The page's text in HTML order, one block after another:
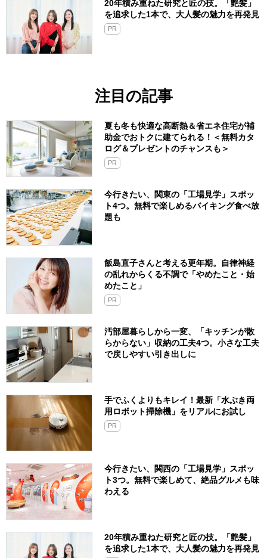
20年積み重ねた研究と匠の技。「艶髪」
を追求した1本で、大人髪の魅力を再発見
PR
注目の記事
夏も冬も快適な高断熱＆省エネ住宅が補
助金でおトクに建てられる！＜無料カタ
ログ＆プレゼントのチャンスも＞
PR
今行きたい、関東の「工場見学」スポッ
ト4つ。無料で楽しめるバイキング食べ放
題も
飯島直子さんと考える更年期。自律神経
の乱れからくる不調で「やめたこと・始
めたこと」
PR
汚部屋暮らしから一変、「キッチンが散
らからない」収納の工夫4つ。小さな工夫
で戻しやすい引き出しに
手でふくよりもキレイ！最新「水ぶき両
用ロボット掃除機」をリアルにお試し
PR
今行きたい、関西の「工場見学」スポッ
ト3つ。無料で楽しめて、絶品グルメも味
わえる
20年積み重ねた研究と匠の技。「艶髪」
を追求した1本で、大人髪の魅力を再発見